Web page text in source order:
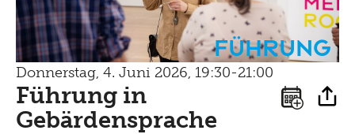
Führung
Donnerstag, 4. Juni 2026, 19:30-21:00
Führung in
Gebärdensprache